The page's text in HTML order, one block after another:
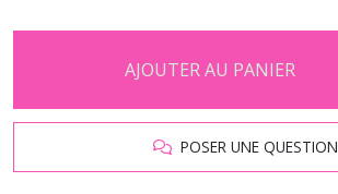
AJOUTER AU PANIER
POSER UNE QUESTION